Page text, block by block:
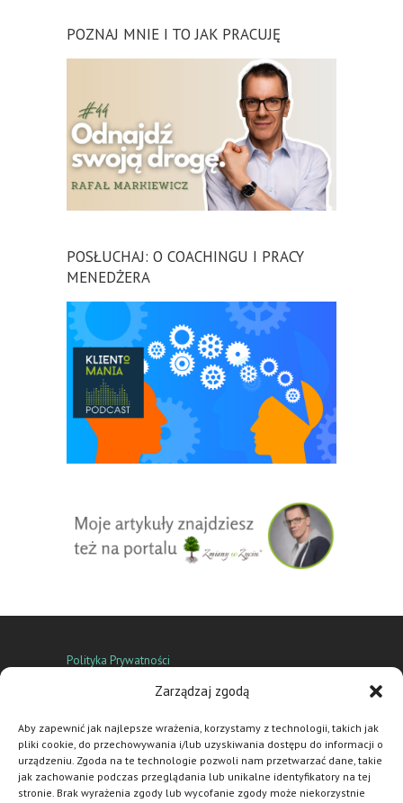
Zarządzaj zgodą
Aby zapewnić jak najlepsze wrażenia, korzystamy z technologii, takich jak
pliki cookie, do przechowywania i/lub uzyskiwania dostępu do informacji o
urządzeniu. Zgoda na te technologie pozwoli nam przetwarzać dane, takie
jak zachowanie podczas przeglądania lub unikalne identyfikatory na tej
stronie. Brak wyrażenia zgody lub wycofanie zgody może niekorzystnie
POZNAJ MNIE I TO JAK PRACUJĘ
POSŁUCHAJ: O COACHINGU I PRACY
MENEDŻERA
Polityka Prywatności
3 ważne wartości mojej oferty
Life coaching,biznes coaching,coaching kariery,
impact coaching
szkolenia i prelekcje
Spotkania coachingowe w takich miastach jak: